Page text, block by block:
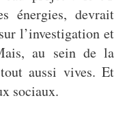
énergies, devrait
l’investigation et
au sein de la
aussi vives. Et
sociaux.